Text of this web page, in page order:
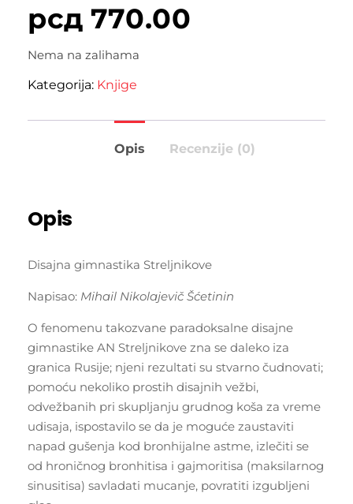
рсд 770.00
Nema na zalihama
Kategorija: Knjige
Opis Recenzije (0)
Opis
Disajna gimnastika Streljnikove
Napisao: Mihail Nikolajevič Šćetinin
O fenomenu takozvane paradoksalne disajne
gimnastike AN Streljnikove zna se daleko iza
granica Rusije; njeni rezultati su stvarno čudnovati;
pomoću nekoliko prostih disajnih vežbi,
odvežbanih pri skupljanju grudnog koša za vreme
udisaja, ispostavilo se da je moguće zaustaviti
napad gušenja kod bronhijalne astme, izlečiti se
od hroničnog bronhitisa i gajmoritisa (maksilarnog
sinusitisa) savladati mucanje, povratiti izgubljeni